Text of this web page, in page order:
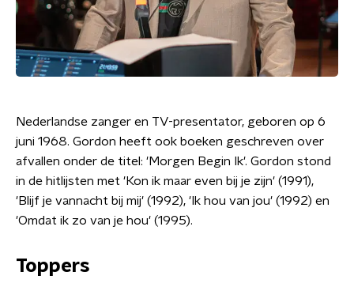
Nederlandse zanger en TV-presentator, geboren op 6
juni 1968. Gordon heeft ook boeken geschreven over
afvallen onder de titel: 'Morgen Begin Ik'. Gordon stond
in de hitlijsten met 'Kon ik maar even bij je zijn' (1991),
'Blijf je vannacht bij mij' (1992), 'Ik hou van jou' (1992) en
'Omdat ik zo van je hou' (1995).
Toppers